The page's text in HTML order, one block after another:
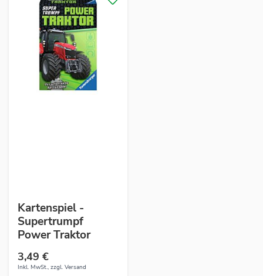
Kartenspiel -
Supertrumpf
Power Traktor
3,49 €
Inkl. MwSt., zzgl. Versand